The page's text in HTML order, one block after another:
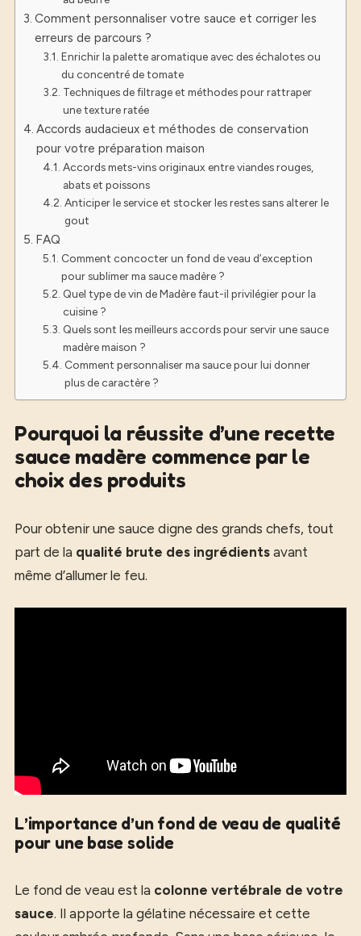
Comment personnaliser votre sauce et corriger les
erreurs de parcours ?
Enrichir la palette aromatique avec des échalotes ou
du concentré de tomate
Techniques de filtrage et méthodes pour rattraper
une texture ratée
Accords audacieux et méthodes de conservation
pour votre préparation maison
Accords mets-vins originaux entre viandes rouges,
abats et poissons
Anticiper le service et stocker les restes sans alterer le
gout
FAQ
Comment concocter un fond de veau d’exception
pour sublimer ma sauce madère ?
Quel type de vin de Madère faut-il privilégier pour la
cuisine ?
Quels sont les meilleurs accords pour servir une sauce
madère maison ?
Comment personnaliser ma sauce pour lui donner
plus de caractère ?
Pourquoi la réussite d’une recette
sauce madère commence par le
choix des produits
Pour obtenir une sauce digne des grands chefs, tout
part de la qualité brute des ingrédients avant
même d’allumer le feu.
L’importance d’un fond de veau de qualité
pour une base solide
Le fond de veau est la colonne vertébrale de votre
sauce. Il apporte la gélatine nécessaire et cette